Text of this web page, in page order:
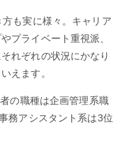
も実に様々。キャリア
プライベート重視派、
れぞれの状況にかなり
えます。
の職種は企画管理系職
務アシスタント系は3位